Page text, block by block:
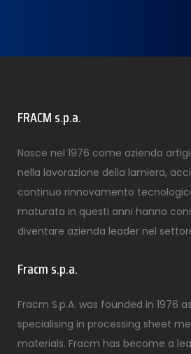
FRACM s.p.a.
Nasce nel 1976 come azienda
nella lavorazione della lamiera,
continuo rinnovamento
maturata in questi anni hanno
diventare azienda leader nel
Fracm s.p.a.
Fracm S.p.A. was founded in 1976
specialising in processing sheet
materials. Fracm has become a